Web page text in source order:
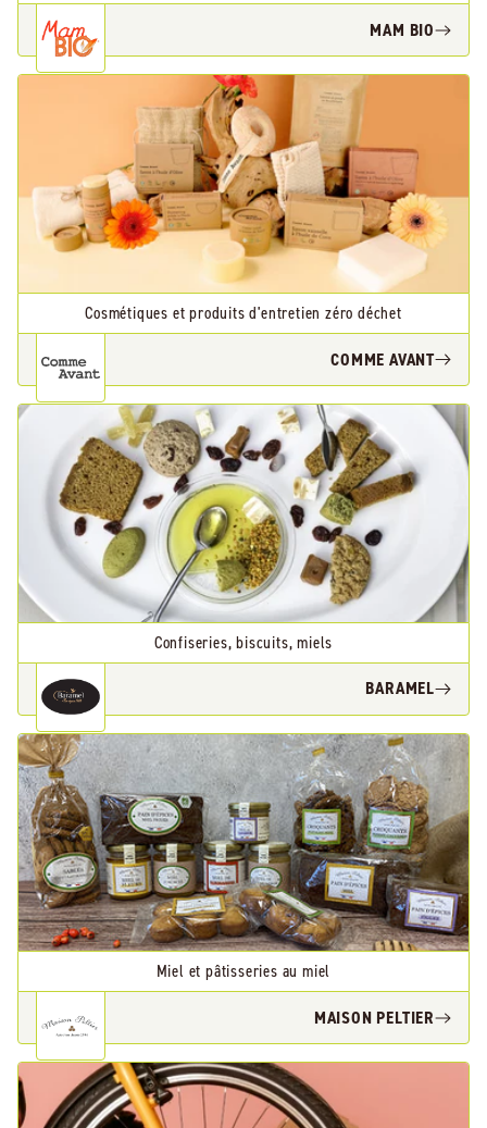
MAM BIO
Cosmétiques et produits d'entretien zéro déchet
COMME AVANT
Confiseries, biscuits, miels
BARAMEL
Miel et pâtisseries au miel
MAISON PELTIER